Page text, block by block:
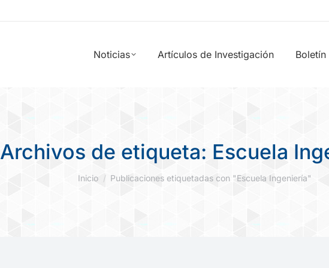
Noticias Artículos de Investigación Boletín
Archivos de etiqueta: Escuela
Estás aquí:
Inicio Publicaciones etiquetadas con "Escuela Ingeniería"